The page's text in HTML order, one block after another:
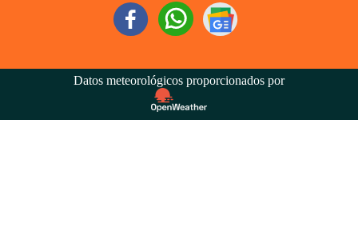
Datos meteorológicos proporcionados por